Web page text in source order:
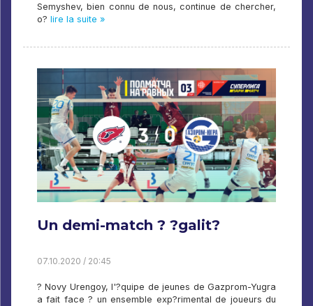
Semyshev, bien connu de nous, continue de chercher,
o? lire la suite »
Un demi-match ? ?galit?
07.10.2020 / 20:45
? Novy Urengoy, l'?quipe de jeunes de Gazprom-Yugra
a fait face ? un ensemble exp?rimental de joueurs du